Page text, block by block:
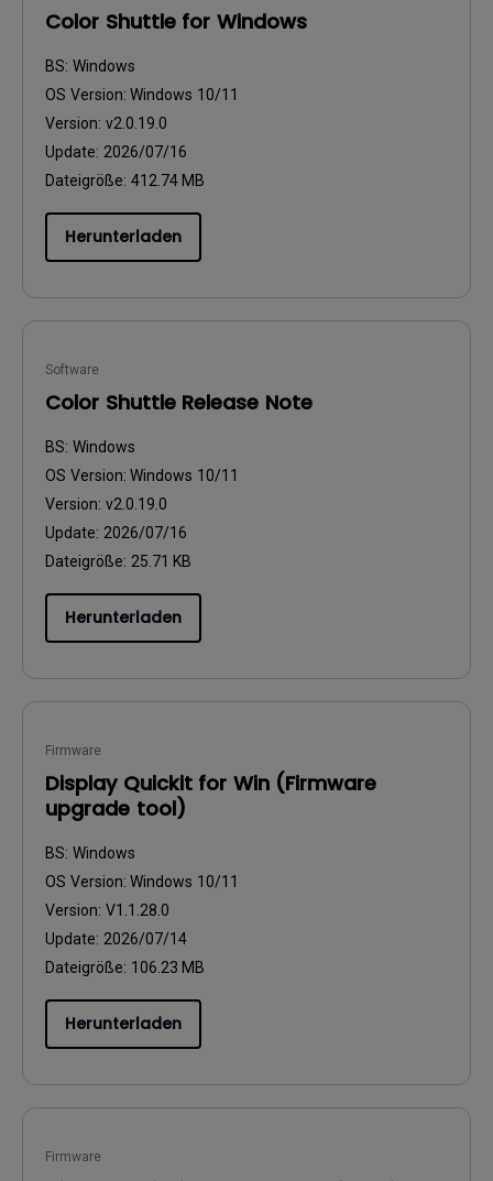
Color Shuttle for Windows
BS: Windows
OS Version: Windows 10/11
Version: v2.0.19.0
Update: 2026/07/16
Dateigröße: 412.74 MB
Herunterladen
Software
Color Shuttle Release Note
BS: Windows
OS Version: Windows 10/11
Version: v2.0.19.0
Update: 2026/07/16
Dateigröße: 25.71 KB
Herunterladen
Firmware
Display Quickit for Win (Firmware
upgrade tool)
BS: Windows
OS Version: Windows 10/11
Version: V1.1.28.0
Update: 2026/07/14
Dateigröße: 106.23 MB
Herunterladen
Firmware